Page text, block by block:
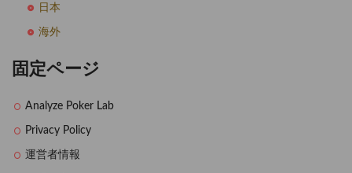
日本
海外
固定ページ
Analyze Poker Lab
Privacy Policy
運営者情報